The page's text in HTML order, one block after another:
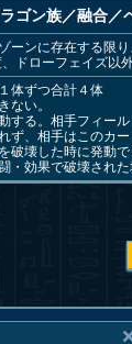
ラゴン族／融合／
ンに存在する限り
ドローフェイズ以
体ずつ合計４体
ない。
る。相手フィール
、相手はこのカー
壊した時に発動
効果で破壊され